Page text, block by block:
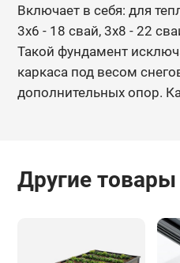
Включает в себя: для
3х6 - 18 свай, 3х8 - 22
Такой фундамент
каркаса под весом
дополнительных опор.
Другие товары